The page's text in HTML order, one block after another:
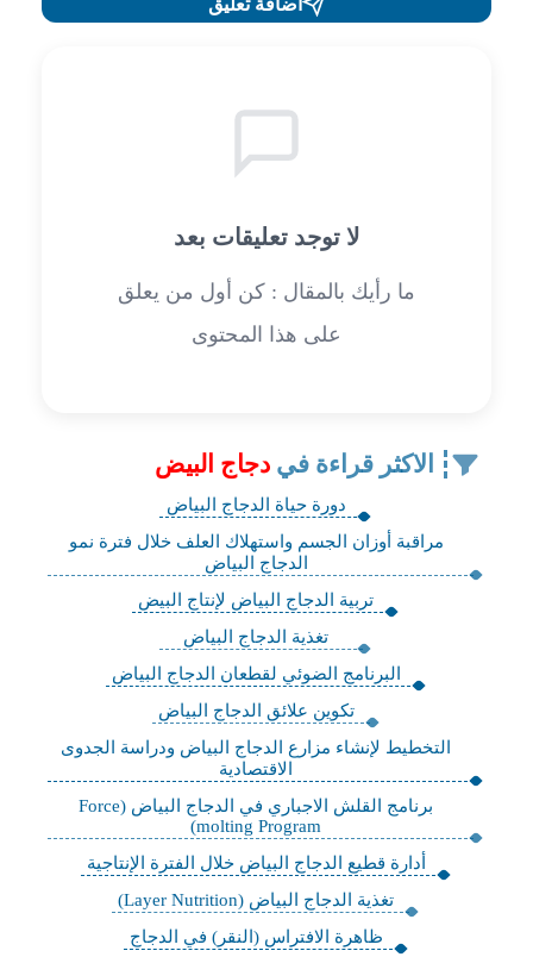
اضافة تعليق
لا توجد تعليقات بعد
ما رأيك بالمقال : كن أول من يعلق
على هذا المحتوى
الاكثر قراءة في دجاج البيض
دورة حياة الدجاج البياض
مراقبة أوزان الجسم واستهلاك العلف خلال فترة نمو
الدجاج البياض
تربية الدجاج البياض لإنتاج البيض
تغذية الدجاج البياض
البرنامج الضوئي لقطعان الدجاج البياض
تكوين علائق الدجاج البياض
التخطيط لإنشاء مزارع الدجاج البياض ودراسة الجدوى
الاقتصادية
برنامج القلش الاجباري في الدجاج البياض (Force
molting Program)
أدارة قطيع الدجاج البياض خلال الفترة الإنتاجية
تغذية الدجاج البياض (Layer Nutrition)
ظاهرة الافتراس (النقر) في الدجاج